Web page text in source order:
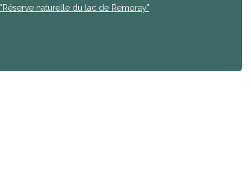
"Réserve naturelle du lac de Remoray"